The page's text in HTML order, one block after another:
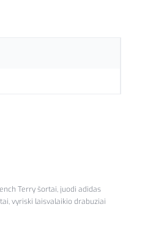
Terry šortai, juodi adidas
,vyriski laisvalaikio drabuziai